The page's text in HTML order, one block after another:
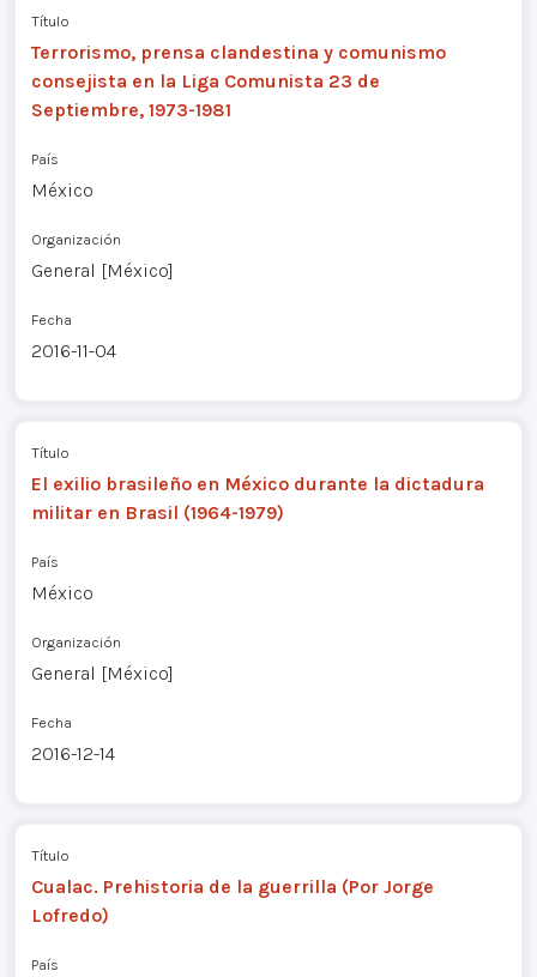
Título
Terrorismo, prensa clandestina y comunismo
consejista en la Liga Comunista 23 de
Septiembre, 1973-1981
País
México
Organización
General [México]
Fecha
2016-11-04
Título
El exilio brasileño en México durante la dictadura
militar en Brasil (1964-1979)
País
México
Organización
General [México]
Fecha
2016-12-14
Título
Cualac. Prehistoria de la guerrilla (Por Jorge
Lofredo)
País